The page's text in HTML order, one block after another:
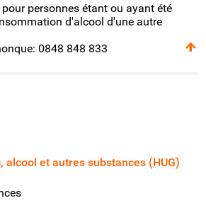
personnes étant ou ayant été
d'alcool d'une autre
0848 848 833
alcool et autres substances (HUG)